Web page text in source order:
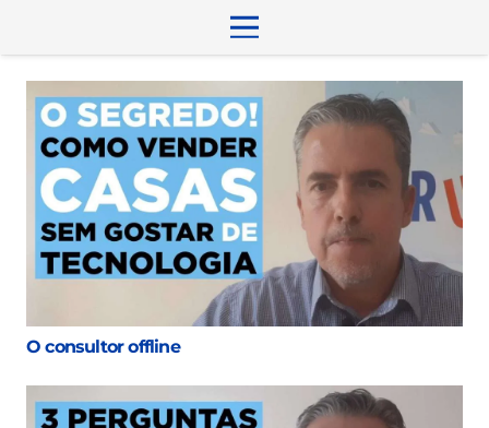
O consultor offline